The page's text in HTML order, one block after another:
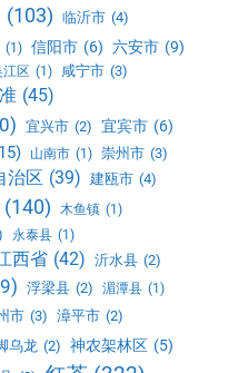
(103) 临沂市 (4)
(1) 信阳市 (6) 六安市 (9)
江区 (1) 咸宁市 (3)
(45)
宜兴市 (2) 宜宾市 (6)
山南市 (1) 崇州市 (3)
治区 (39) 建瓯市 (4)
(140) 木鱼镇 (1)
永泰县 (1)
西省 (42) 沂水县 (2)
浮梁县 (2) 湄潭县 (1)
市 (3) 漳平市 (2)
乌龙 (2) 神农架林区 (5)